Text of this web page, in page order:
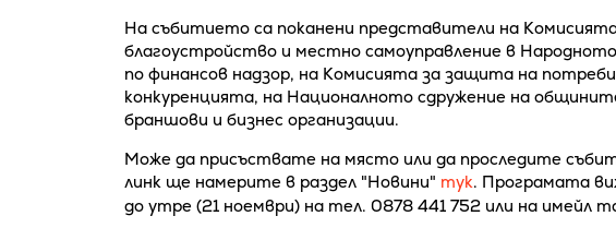
На събитието са поканени представители на
благоустройство и местно самоуправление в
по финансов надзор, на Комисията за защита на
конкуренцията, на Националното сдружение на
браншови и бизнес организации.
Може да присъствате на място или да проследите
линк ще намерите в раздел "Новини" тук. Програмата
до утре (21 ноември) на тел. 0878 441 752 или на имейл